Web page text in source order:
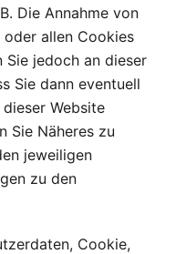
Die Annahme von
allen Cookies
Sie jedoch an dieser
Sie dann eventuell
Website
Sie Näheres zu
jeweiligen
zu den
Cookie,